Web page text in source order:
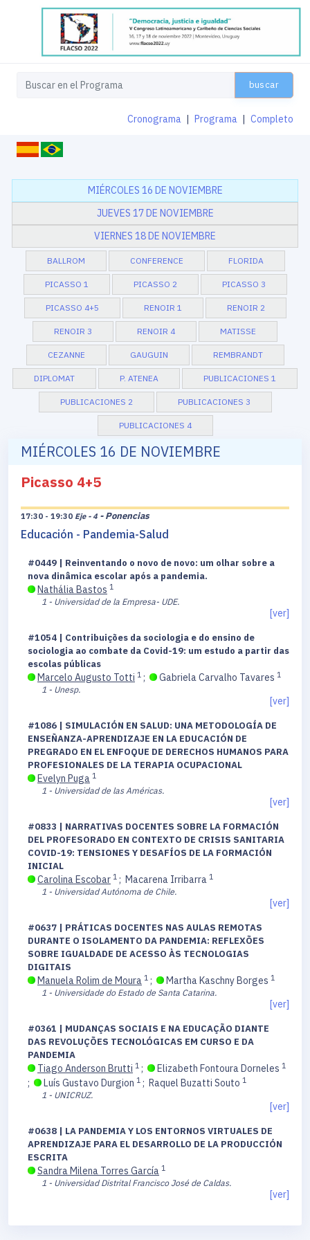
buscar
Cronograma | Programa | Completo
MIÉRCOLES 16 DE NOVIEMBRE
JUEVES 17 DE NOVIEMBRE
VIERNES 18 DE NOVIEMBRE
BALLROM CONFERENCE FLORIDA
PICASSO 1 PICASSO 2 PICASSO 3
PICASSO 4+5 RENOIR 1 RENOIR 2
RENOIR 3 RENOIR 4 MATISSE
CEZANNE GAUGUIN REMBRANDT
DIPLOMAT P. ATENEA PUBLICACIONES 1
PUBLICACIONES 2 PUBLICACIONES 3
PUBLICACIONES 4
MIÉRCOLES 16 DE NOVIEMBRE
Picasso 4+5
17:30 - 19:30 Eje - 4 - Ponencias
Educación - Pandemia-Salud
#0449 | Reinventando o novo de novo: um olhar sobre a
nova dinâmica escolar após a pandemia.
Nathália Bastos 1
1 - Universidad de la Empresa- UDE.
[ver]
#1054 | Contribuições da sociologia e do ensino de
sociologia ao combate da Covid-19: um estudo a partir das
escolas públicas
Marcelo Augusto Totti 1 ; Gabriela Carvalho Tavares 1
1 - Unesp.
[ver]
#1086 | SIMULACIÓN EN SALUD: UNA METODOLOGÍA DE
ENSEÑANZA-APRENDIZAJE EN LA EDUCACIÓN DE
PREGRADO EN EL ENFOQUE DE DERECHOS HUMANOS PARA
PROFESIONALES DE LA TERAPIA OCUPACIONAL
Evelyn Puga 1
1 - Universidad de las Américas.
[ver]
#0833 | NARRATIVAS DOCENTES SOBRE LA FORMACIÓN
DEL PROFESORADO EN CONTEXTO DE CRISIS SANITARIA
COVID-19: TENSIONES Y DESAFÍOS DE LA FORMACIÓN
INICIAL
Carolina Escobar 1 ; Macarena Irribarra 1
1 - Universidad Autónoma de Chile.
[ver]
#0637 | PRÁTICAS DOCENTES NAS AULAS REMOTAS
DURANTE O ISOLAMENTO DA PANDEMIA: REFLEXÕES
SOBRE IGUALDADE DE ACESSO ÀS TECNOLOGIAS
DIGITAIS
Manuela Rolim de Moura 1 ; Martha Kaschny Borges 1
1 - Universidade do Estado de Santa Catarina.
[ver]
#0361 | MUDANÇAS SOCIAIS E NA EDUCAÇÃO DIANTE
DAS REVOLUÇÕES TECNOLÓGICAS EM CURSO E DA
PANDEMIA
Tiago Anderson Brutti 1 ; Elizabeth Fontoura Dorneles 1
; Luís Gustavo Durgion 1 ; Raquel Buzatti Souto 1
1 - UNICRUZ.
[ver]
#0638 | LA PANDEMIA Y LOS ENTORNOS VIRTUALES DE
APRENDIZAJE PARA EL DESARROLLO DE LA PRODUCCIÓN
ESCRITA
Sandra Milena Torres García 1
1 - Universidad Distrital Francisco José de Caldas.
[ver]